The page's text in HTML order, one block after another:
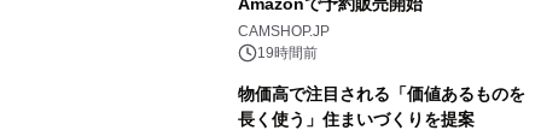
CAMSHOP.JP
19時間前
物価高で注目される「価値あるものを
長く使う」住まいづくりを提案